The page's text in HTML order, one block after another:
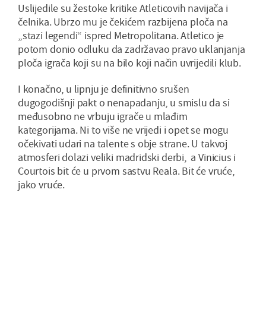
Uslijedile su žestoke kritike Atleticovih navijača i
čelnika. Ubrzo mu je čekićem razbijena ploča na
„stazi legendi“ ispred Metropolitana. Atletico je
potom donio odluku da zadržavao pravo uklanjanja
ploča igrača koji su na bilo koji način uvrijedili klub.
I konačno, u lipnju je definitivno srušen
dugogodišnji pakt o nenapadanju, u smislu da si
međusobno ne vrbuju igrače u mlađim
kategorijama. Ni to više ne vrijedi i opet se mogu
očekivati udari na talente s obje strane. U takvoj
atmosferi dolazi veliki madridski derbi, a Vinicius i
Courtois bit će u prvom sastvu Reala. Bit će vruće,
jako vruće.